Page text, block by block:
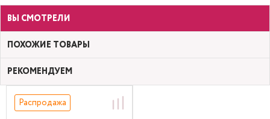
ВЫ СМОТРЕЛИ
ПОХОЖИЕ ТОВАРЫ
РЕКОМЕНДУЕМ
Распродажа